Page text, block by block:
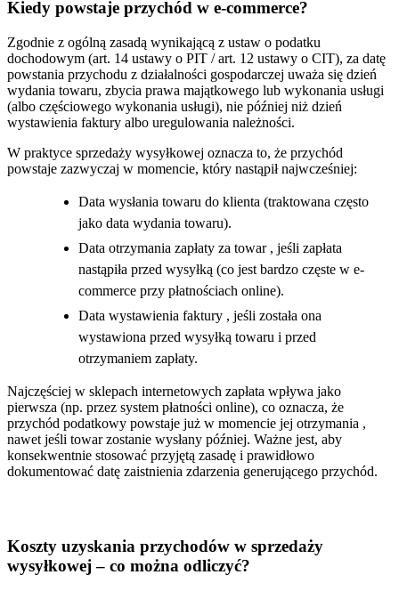
Kiedy powstaje przychód w e-commerce?
Zgodnie z ogólną zasadą wynikającą z ustaw o podatku
dochodowym (art. 14 ustawy o PIT / art. 12 ustawy o CIT), za datę
powstania przychodu z działalności gospodarczej uważa się dzień
wydania towaru, zbycia prawa majątkowego lub wykonania usługi
(albo częściowego wykonania usługi), nie później niż dzień
wystawienia faktury albo uregulowania należności.
W praktyce sprzedaży wysyłkowej oznacza to, że przychód
powstaje zazwyczaj w momencie, który nastąpił najwcześniej:
Data wysłania towaru do klienta (traktowana często
jako data wydania towaru).
Data otrzymania zapłaty za towar , jeśli zapłata
nastąpiła przed wysyłką (co jest bardzo częste w e-
commerce przy płatnościach online).
Data wystawienia faktury , jeśli została ona
wystawiona przed wysyłką towaru i przed
otrzymaniem zapłaty.
Najczęściej w sklepach internetowych zapłata wpływa jako
pierwsza (np. przez system płatności online), co oznacza, że
przychód podatkowy powstaje już w momencie jej otrzymania ,
nawet jeśli towar zostanie wysłany później. Ważne jest, aby
konsekwentnie stosować przyjętą zasadę i prawidłowo
dokumentować datę zaistnienia zdarzenia generującego przychód.
Koszty uzyskania przychodów w sprzedaży
wysyłkowej – co można odliczyć?